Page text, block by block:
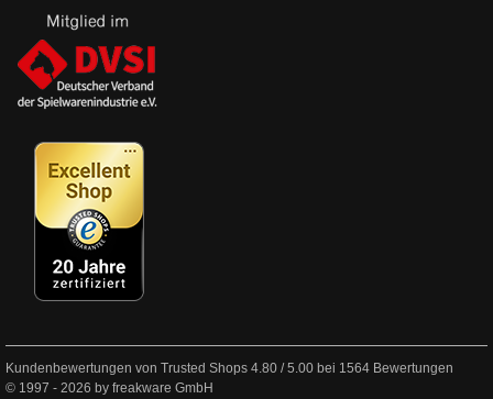
Kundenbewertungen von Trusted Shops 4.80 /5.00 bei 1564 Bewertungen
© 1997 - 2026 by freakware GmbH